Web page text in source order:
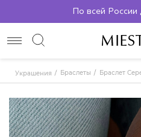
По всей
Украшения Браслеты Браслет